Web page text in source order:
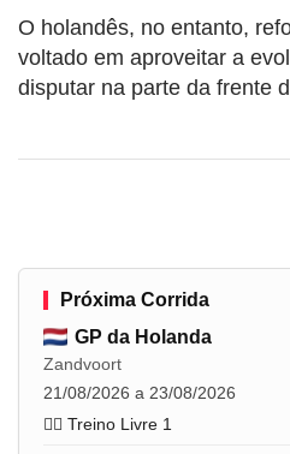
O holandês, no entanto,
voltado em aproveitar a
disputar na parte da frente
Próxima Corrida
GP da Holanda
Zandvoort
21/08/2026 a 23/08/2026
🏋️‍♂️ Treino Livre 1